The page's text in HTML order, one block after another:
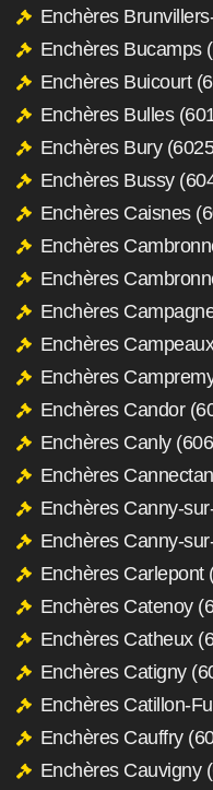
Enchères
Enchères Bucamps
Enchères Buicourt
Enchères Bulles
Enchères Bury
Enchères Bussy
Enchères Caisnes
Enchères
Enchères
Enchères
Enchères
Enchères
Enchères Candor
Enchères Canly
Enchères
Enchères Canny-
Enchères Canny-
Enchères Carlepont
Enchères Catenoy
Enchères Catheux
Enchères Catigny
Enchères Catillon-
Enchères Cauffry
Enchères Cauvigny